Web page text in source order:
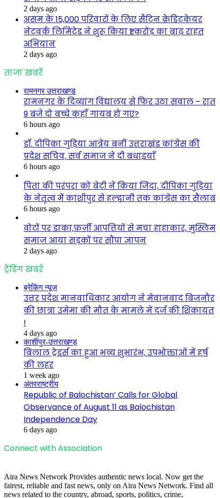
2 days ago
असम के 15,000 परिवारों के लिए सैटिन क्रेडिटकेयर
नेटवर्क लिमिटेड ने शुरू किया ₹1 करोड़ का बाढ़ राहत
अभियान
2 days ago
ताजा खबरें
रामनगर उत्तराखण्ड
रामनगर के दिव्यांग विद्यालय से फिर उठा सवाल – रात
9 बजे दो बच्चे कहाँ गायब हो गए?
6 hours ago
डॉ. दीपिका गुड़िया आत्रेय बनीं उत्तराखंड कांग्रेस की
प्रदेश सचिव, सर्व समाज ने दी बधाइयाँ
6 hours ago
पिता की परंपरा को बेटी ने किया जिंदा, दीपिका गुड़िया
के नेतृत्व में काशीपुर से हल्द्वानी तक कांग्रेस का सैलाब
6 hours ago
वोटों पर डाका,फ़र्ज़ी आपत्तियों से मचा हाहाकार, मुस्लिम
समाज आया सड़कों पर सौंपा ज्ञापन
2 days ago
ट्रेंडिंग खबरें
ब्रेकिंग न्यूज़
उत्तर प्रदेश मानवाधिकार आयोग ने मेवानवाद बिजनौर
की छात्रा उमेमा की मौत के मामले में दर्ज की शिकायत
!
4 days ago
काशीपुर-उत्तराखण्ड़
बिलाल ट्रेडर्स का हुआ भव्य शुभारंभ, उपभोक्ताओं में हर्ष
की लहर
1 week ago
अंतरराष्ट्रीय
Republic of Balochistan’ Calls for Global
Observance of August 11 as Balochistan
Independence Day
6 days ago
Connect with Association
Aira News Network Provides authentic news local. Now get the
fairest, reliable and fast news, only on Aira News Network. Find all
news related to the country, abroad, sports, politics, crime,